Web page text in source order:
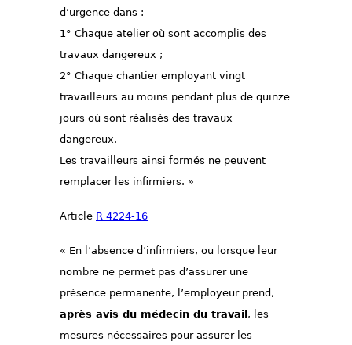
d’urgence dans :
1° Chaque atelier où sont accomplis des
travaux dangereux ;
2° Chaque chantier employant vingt
travailleurs au moins pendant plus de quinze
jours où sont réalisés des travaux
dangereux.
Les travailleurs ainsi formés ne peuvent
remplacer les infirmiers. »
Article R 4224-16
« En l’absence d’infirmiers, ou lorsque leur
nombre ne permet pas d’assurer une
présence permanente, l’employeur prend,
après avis du médecin du travail , les
mesures nécessaires pour assurer les